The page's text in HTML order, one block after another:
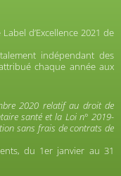
d’Excellence 2021 de
indépendant des
chaque année aux
2020 relatif au droit de
santé et la Loi n° 2019-
sans frais de contrats de
du 1er janvier au 31